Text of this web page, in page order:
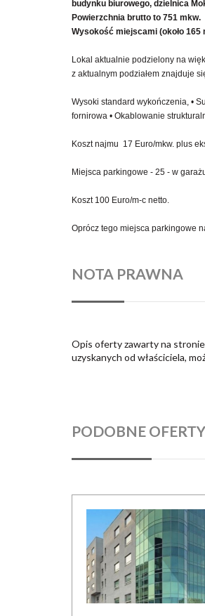
budynku biurowego, dzielnica
Powierzchnia brutto to 751 mkw.
Wysokość miejscami (około 165
Lokal aktualnie podzielony na
z aktualnym podziałem znajduje
Wysoki standard wykończenia, •
fornirowa • Okablowanie
Koszt najmu 17 Euro/mkw. plus
Miejsca parkingowe - 25 - w
Koszt 100 Euro/m-c netto.
Oprócz tego miejsca parkingowe
NOTA PRAWNA
Opis oferty zawarty na
uzyskanych od właściciela,
PODOBNE OFERTY